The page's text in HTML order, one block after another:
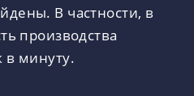
В частности, в
производства
в минуту.